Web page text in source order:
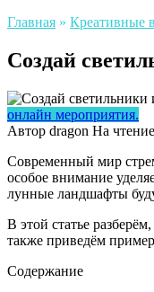
Главная » Креативные
Создай
онлайн мероприятия.
Автор dragon На чтение
Современный мир
особое внимание
лунные ландшафты
В этой статье
также приведём
Содержание